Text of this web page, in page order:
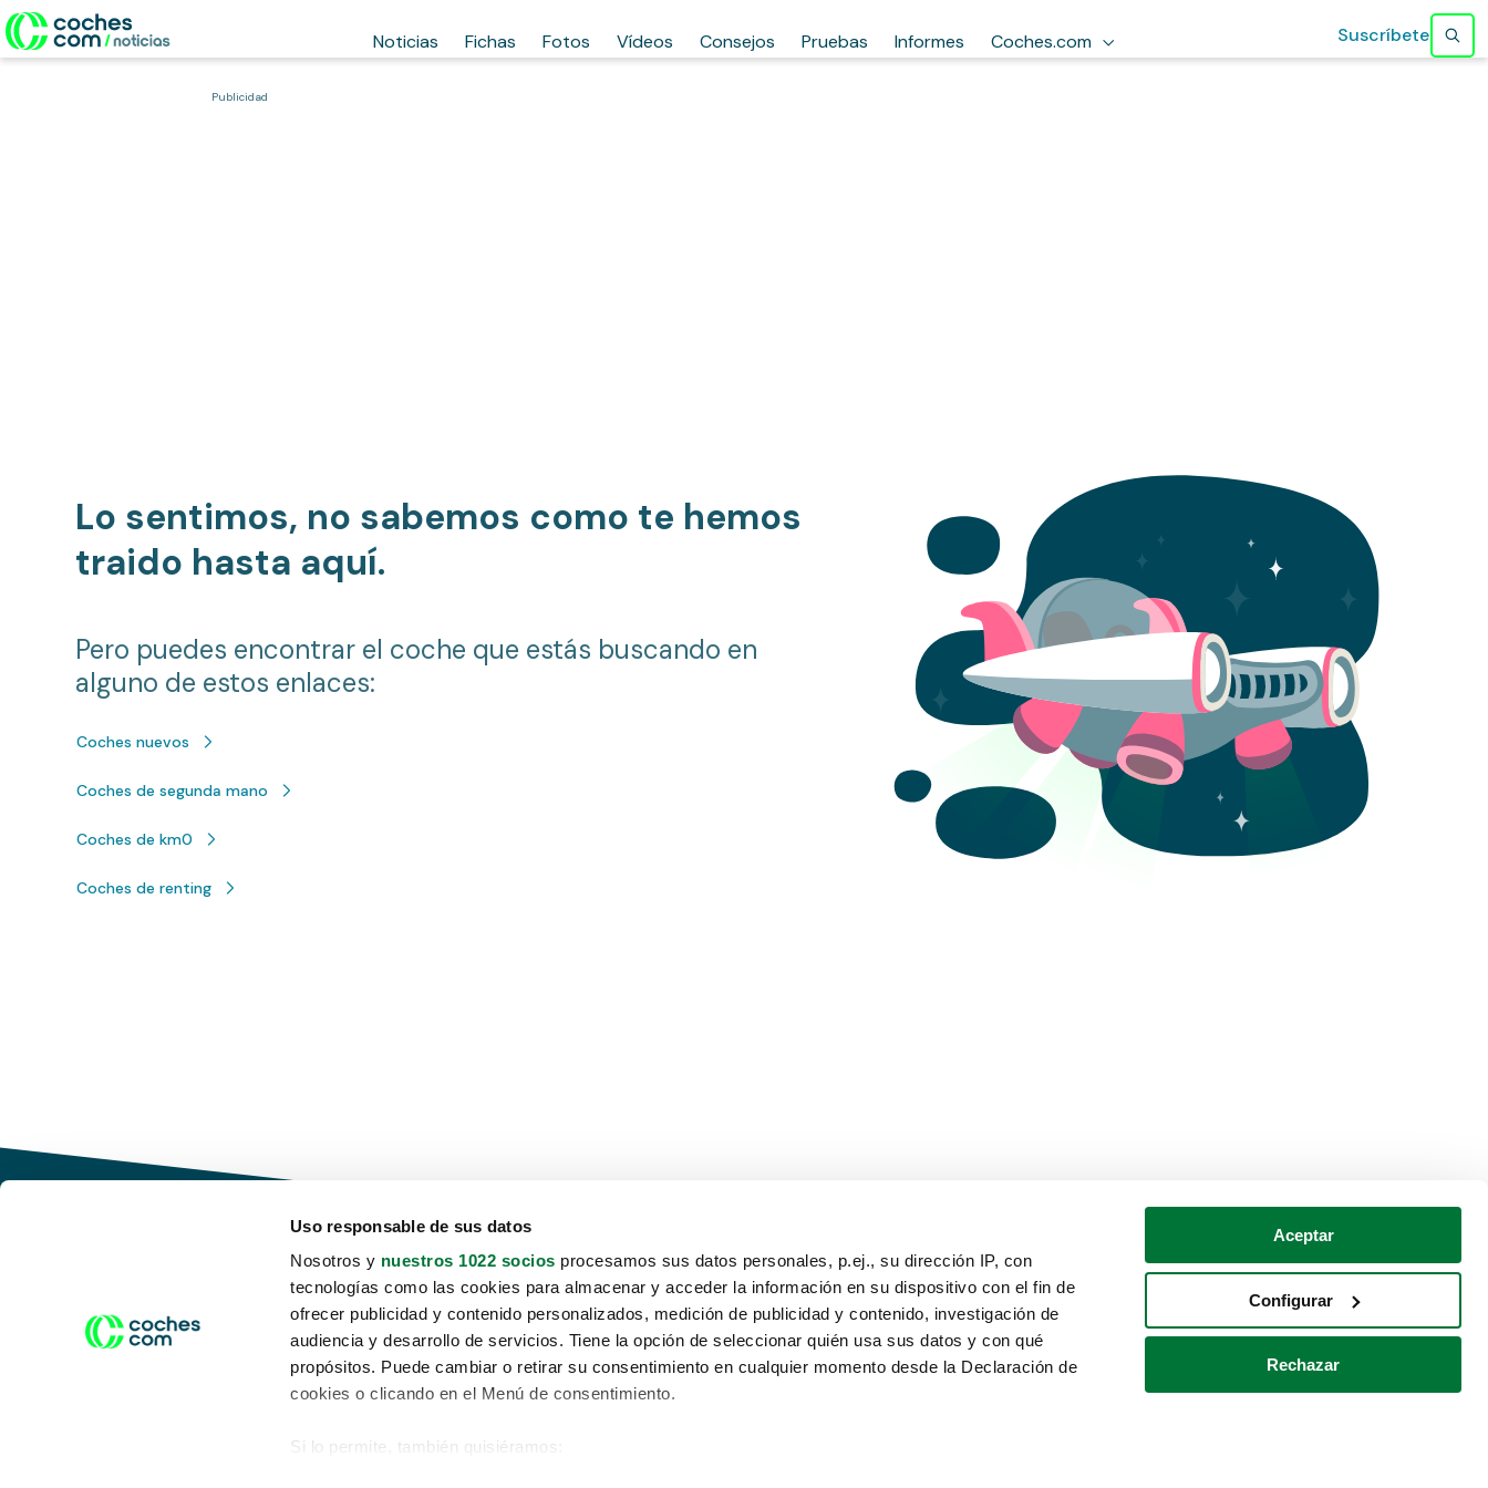
Uso responsable de sus datos
Nosotros y nuestros 1022 socios procesamos sus datos personales, p.ej., su dirección IP, con
tecnologías como las cookies para almacenar y acceder la información en su dispositivo con el fin de
ofrecer publicidad y contenido personalizados, medición de publicidad y contenido, investigación de
audiencia y desarrollo de servicios. Tiene la opción de seleccionar quién usa sus datos y con qué
propósitos. Puede cambiar o retirar su consentimiento en cualquier momento desde la Declaración de
cookies o clicando en el Menú de consentimiento.
Si lo permite, también quisiéramos:
Aceptar
Configurar
Rechazar
Noticias Fichas Fotos Vídeos Consejos Pruebas Informes Coches.com Suscríbete
Publicidad
Lo sentimos, no sabemos como te hemos
traido hasta aquí.
Pero puedes encontrar el coche que estás buscando en
alguno de estos enlaces:
Coches nuevos
Coches de segunda mano
Coches de km0
Coches de renting
Conduce tu futuro,
desata tu movilidad